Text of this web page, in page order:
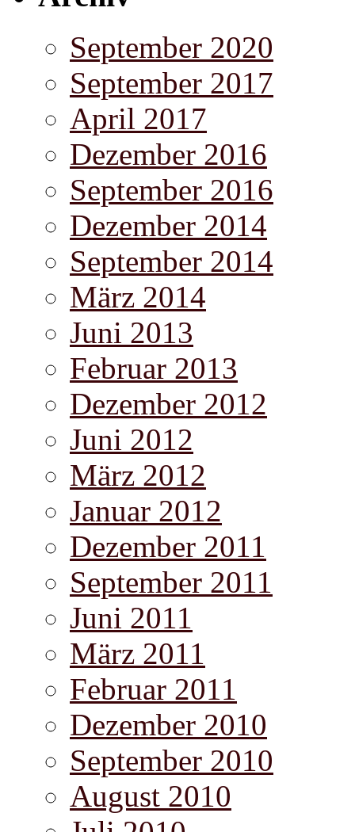
September 2020
September 2017
April 2017
Dezember 2016
September 2016
Dezember 2014
September 2014
März 2014
Juni 2013
Februar 2013
Dezember 2012
Juni 2012
März 2012
Januar 2012
Dezember 2011
September 2011
Juni 2011
März 2011
Februar 2011
Dezember 2010
September 2010
August 2010